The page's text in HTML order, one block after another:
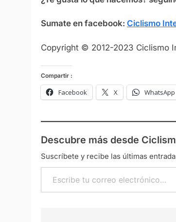
Sumate en facebook: Ciclismo
Copyright © 2012-2023 Ciclismo
Compartir :
Facebook X WhatsApp
Descubre más desde
Suscríbete y recibe las últimas
Escribe tu correo electrónico…